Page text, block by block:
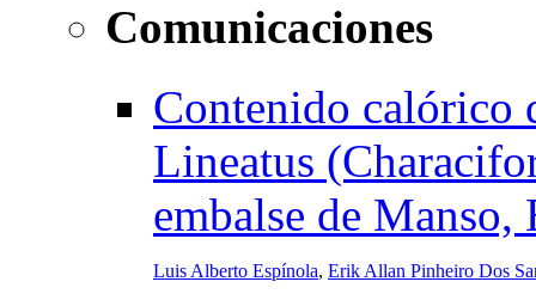
Comunicaciones
Contenido calórico
Lineatus
embalse de Manso,
Luis Alberto Espínola, Erik Allan Pinheiro Dos